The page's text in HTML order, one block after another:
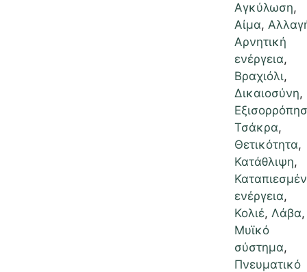
Αγκύλωση,
Αίμα,
Αρνητική
ενέργεια,
Βραχιόλι,
Δικαιοσύνη,
Τσάκρα,
Θετικότητα,
Κατάθλιψη,
ενέργεια,
Κολιέ, Λάβα,
Μυϊκό
σύστημα,
Πνευματικό